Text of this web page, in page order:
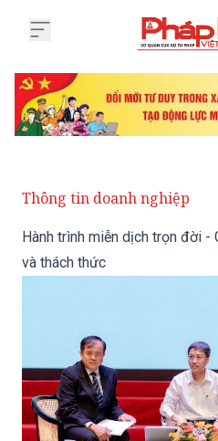
Thông tin doanh nghiệp
Hành trình miễn dịch trọn đời -
và thách thức